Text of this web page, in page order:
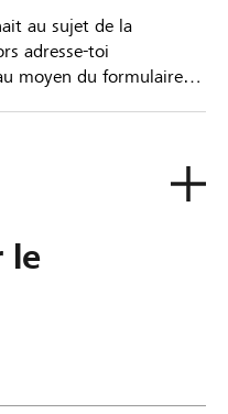
au sujet de la
adresse-toi
moyen du formulaire
le